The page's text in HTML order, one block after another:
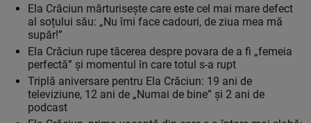
Ela Crăciun mărturisește care este cel mai mare defect
al soțului său: „Nu îmi face cadouri, de ziua mea mă
supăr!”
Ela Crăciun rupe tăcerea despre povara de a fi „femeia
perfectă” și momentul în care totul s-a rupt
Triplă aniversare pentru Ela Crăciun: 19 ani de
televiziune, 12 ani de „Numai de bine” și 2 ani de
podcast